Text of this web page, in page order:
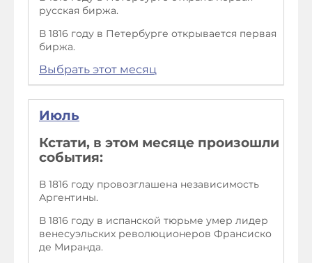
русская биржа.
В 1816 году в Петербурге открывается первая
биржа.
Выбрать этот месяц
Июль
Кстати, в этом месяце произошли
события:
В 1816 году провозглашена независимость
Аргентины.
В 1816 году в испанской тюрьме умер лидер
венесуэльских революционеров Франсиско
де Миранда.